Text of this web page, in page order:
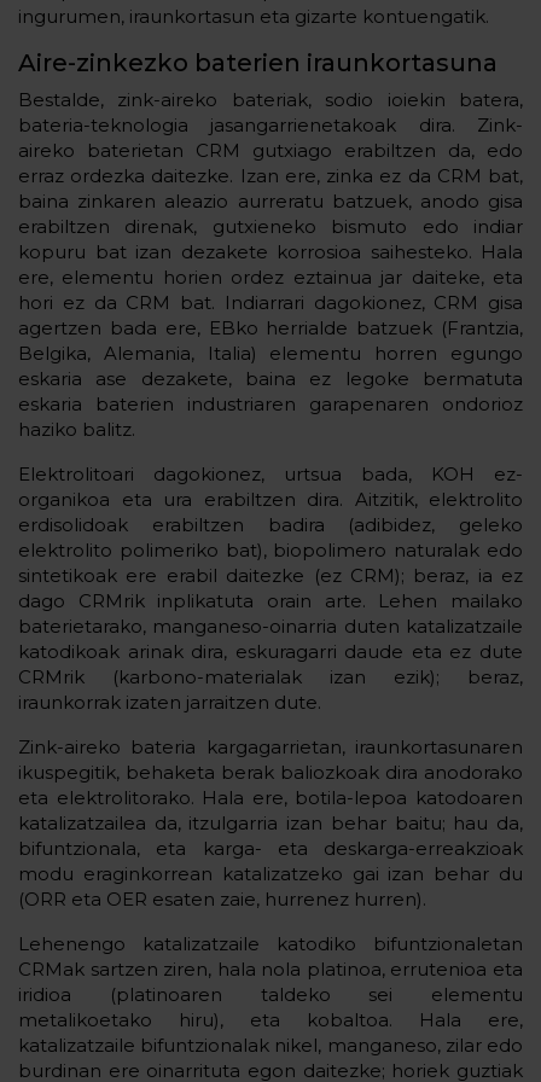
ingurumen, iraunkortasun eta gizarte kontuengatik.
Aire-zinkezko baterien iraunkortasuna
Bestalde, zink-aireko bateriak, sodio ioiekin batera,
bateria-teknologia jasangarrienetakoak dira. Zink-
aireko baterietan CRM gutxiago erabiltzen da, edo
erraz ordezka daitezke. Izan ere, zinka ez da CRM bat,
baina zinkaren aleazio aurreratu batzuek, anodo gisa
erabiltzen direnak, gutxieneko bismuto edo indiar
kopuru bat izan dezakete korrosioa saihesteko. Hala
ere, elementu horien ordez eztainua jar daiteke, eta
hori ez da CRM bat. Indiarrari dagokionez, CRM gisa
agertzen bada ere, EBko herrialde batzuek (Frantzia,
Belgika, Alemania, Italia) elementu horren egungo
eskaria ase dezakete, baina ez legoke bermatuta
eskaria baterien industriaren garapenaren ondorioz
haziko balitz.
Elektrolitoari dagokionez, urtsua bada, KOH ez-
organikoa eta ura erabiltzen dira. Aitzitik, elektrolito
erdisolidoak erabiltzen badira (adibidez, geleko
elektrolito polimeriko bat), biopolimero naturalak edo
sintetikoak ere erabil daitezke (ez CRM); beraz, ia ez
dago CRMrik inplikatuta orain arte. Lehen mailako
baterietarako, manganeso-oinarria duten katalizatzaile
katodikoak arinak dira, eskuragarri daude eta ez dute
CRMrik (karbono-materialak izan ezik); beraz,
iraunkorrak izaten jarraitzen dute.
Zink-aireko bateria kargagarrietan, iraunkortasunaren
ikuspegitik, behaketa berak baliozkoak dira anodorako
eta elektrolitorako. Hala ere, botila-lepoa katodoaren
katalizatzailea da, itzulgarria izan behar baitu; hau da,
bifuntzionala, eta karga- eta deskarga-erreakzioak
modu eraginkorrean katalizatzeko gai izan behar du
(ORR eta OER esaten zaie, hurrenez hurren).
Lehenengo katalizatzaile katodiko bifuntzionaletan
CRMak sartzen ziren, hala nola platinoa, errutenioa eta
iridioa (platinoaren taldeko sei elementu
metalikoetako hiru), eta kobaltoa. Hala ere,
katalizatzaile bifuntzionalak nikel, manganeso, zilar edo
burdinan ere oinarrituta egon daitezke; horiek guztiak